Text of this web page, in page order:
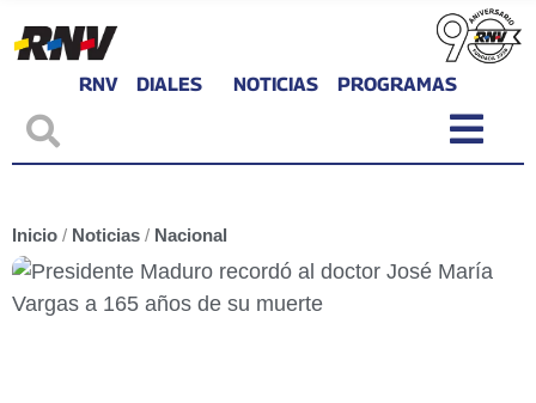
RNV DIALES NOTICIAS PROGRAMAS
Inicio / Noticias / Nacional